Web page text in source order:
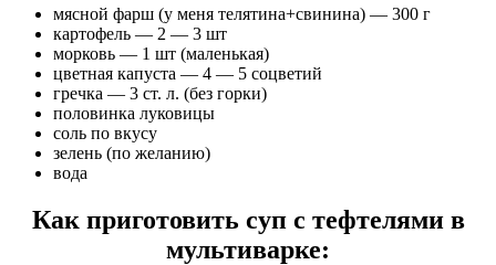
мясной фарш (у меня телятина+свинина) — 300 г
картофель — 2 — 3 шт
морковь — 1 шт (маленькая)
цветная капуста — 4 — 5 соцветий
гречка — 3 ст. л. (без горки)
половинка луковицы
соль по вкусу
зелень (по желанию)
вода
Как приготовить суп с тефтелями в
мультиварке: